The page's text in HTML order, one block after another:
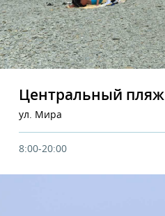
Центральный пляж
ул. Мира
8:00-20:00